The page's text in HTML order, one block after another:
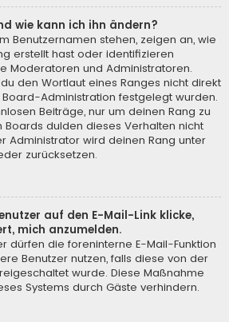
wie kann ich ihn ändern?
Benutzernamen stehen, zeigen an, wie
erstellt hast oder identifizieren
Moderatoren und Administratoren.
den Wortlaut eines Ranges nicht direkt
Administration festgelegt wurden.
Beiträge, nur um deinen Rang zu
dulden dieses Verhalten nicht
Administrator wird deinen Rang unter
zurücksetzen.
auf den E-Mail-Link klicke,
mich anzumelden.
dürfen die foreninterne E-Mail-Funktion
Benutzer nutzen, falls diese von der
wurde. Diese Maßnahme
Systems durch Gäste verhindern.